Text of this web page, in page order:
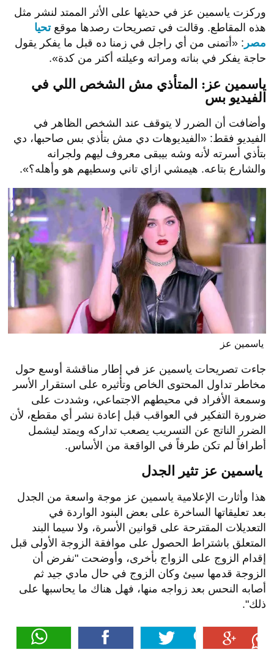
وركزت ياسمين عز في حديثها على الأثر الممتد لنشر مثل
هذه المقاطع. وقالت في تصريحات رصدها موقع تحيا
مصر : «أتمنى من أي راجل في زمنا ده قبل ما يفكر يقول
حاجة يفكر في بناته ومراته وعيلته أكتر من كدة».
ياسمين عز: المتأذي مش الشخص اللي في
الفيديو بس
وأضافت أن الضرر لا يتوقف عند الشخص الظاهر في
الفيديو فقط: «الفيديوهات دي مش بتأذي بس صاحبها، دي
بتأذي أسرته لأنه وشه بيبقى معروف ليهم ولجرانه
والشارع بتاعه. هيمشي ازاي تاني وسطيهم هو وأهله؟».
جاءت تصريحات ياسمين عز في إطار مناقشة أوسع حول
مخاطر تداول المحتوى الخاص وتأثيره على استقرار الأسر
وسمعة الأفراد في محيطهم الاجتماعي، وشددت على
ضرورة التفكير في العواقب قبل إعادة نشر أي مقطع، لأن
الضرر الناتج عن التسريب يصعب تداركه ويمتد ليشمل
أطرافاً لم تكن طرفاً في الواقعة من الأساس.
هذا وأثارت الإعلامية ياسمين عز موجة واسعة من الجدل
بعد تعليقاتها الساخرة على بعض البنود الواردة في
التعديلات المقترحة على قوانين الأسرة، ولا سيما البند
المتعلق باشتراط الحصول على موافقة الزوجة الأولى قبل
إقدام الزوج على الزواج بأخرى، وأوضحت "نفرض أن
الزوجة قدمها سيئ وكان الزوج في حال مادي جيد ثم
أصابه النحس بعد زواجه منها، فهل هناك ما يحاسبها على
ذلك".